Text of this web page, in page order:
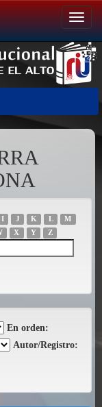
I J K L
M
X Y Z
En orden:
Autor/Registro: